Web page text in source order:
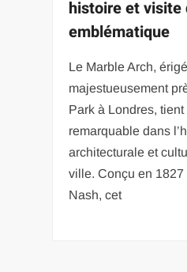
histoire et visite
emblématique
Le Marble Arch, érigé
majestueusement
Park à Londres,
remarquable dans
architecturale et
ville. Conçu en 1827
Nash, cet